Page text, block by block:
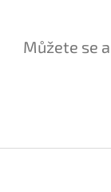
Můžete se